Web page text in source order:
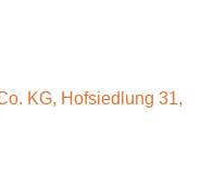
KG, Hofsiedlung 31,